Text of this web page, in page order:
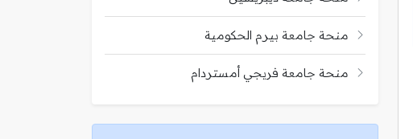
منحة جامعة بيرم الحكومية
منحة جامعة فريجي أمستردام